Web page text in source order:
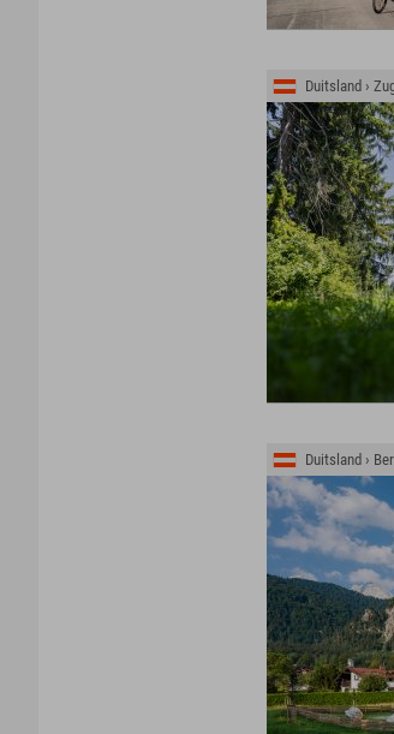
Duitsland ›
Duitsland ›